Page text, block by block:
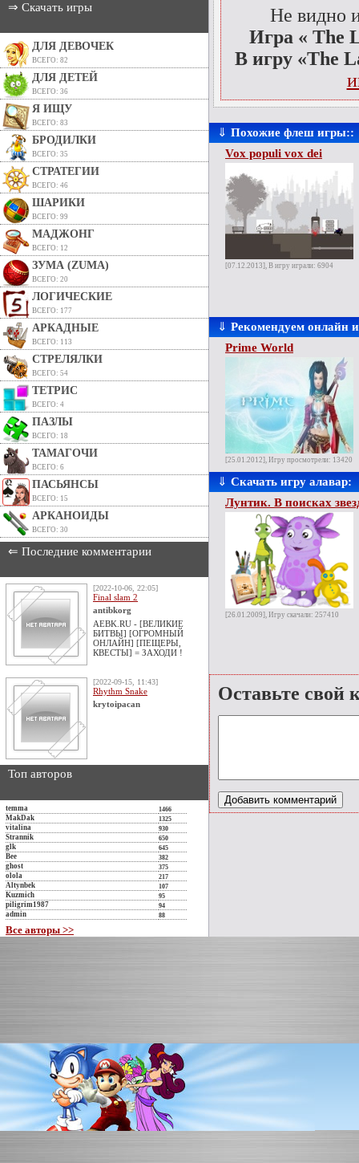
⇒ Скачать игры
ДЛЯ ДЕВОЧЕК
ВСЕГО: 82
ДЛЯ ДЕТЕЙ
ВСЕГО: 36
Я ИЩУ
ВСЕГО: 83
БРОДИЛКИ
ВСЕГО: 35
СТРАТЕГИИ
ВСЕГО: 46
ШАРИКИ
ВСЕГО: 99
МАДЖОНГ
ВСЕГО: 12
ЗУМА (ZUMA)
ВСЕГО: 20
ЛОГИЧЕСКИЕ
ВСЕГО: 177
АРКАДНЫЕ
ВСЕГО: 113
СТРЕЛЯЛКИ
ВСЕГО: 54
ТЕТРИС
ВСЕГО: 4
ПАЗЛЫ
ВСЕГО: 18
ТАМАГОЧИ
ВСЕГО: 6
ПАСЬЯНСЫ
ВСЕГО: 15
АРКАНОИДЫ
ВСЕГО: 30
⇐ Последние комментарии
[2022-10-06, 22:05]
Final slam 2
antibkorg
AEBK.RU - [ВЕЛИКИЕ
БИТВЫ] [ОГРОМНЫЙ
ОНЛАЙН] [ПЕЩЕРЫ,
КВЕСТЫ] = ЗАХОДИ !
[2022-09-15, 11:43]
Rhythm Snake
krytoipacan
Топ авторов
temma 1466
MakDak 1325
vitalina 930
Strannik 650
glk 645
Bee 382
ghost 375
olola 217
Altynbek 107
Kuzmich 95
piligrim1987 94
admin 88
Все авторы >>
Не видно
Игра « The
В игру «The
⇓ Похожие флеш игры::
Vox populi vox dei
[07.12.2013], В игру играли: 6904
⇓ Рекомендуем онлайн
Prime World
[25.01.2012], Игру просмотрели: 13420
⇓ Скачать игру алавар:
Лунтик. В поисках
[26.01.2009], Игру скачали: 257410
Оставьте свой